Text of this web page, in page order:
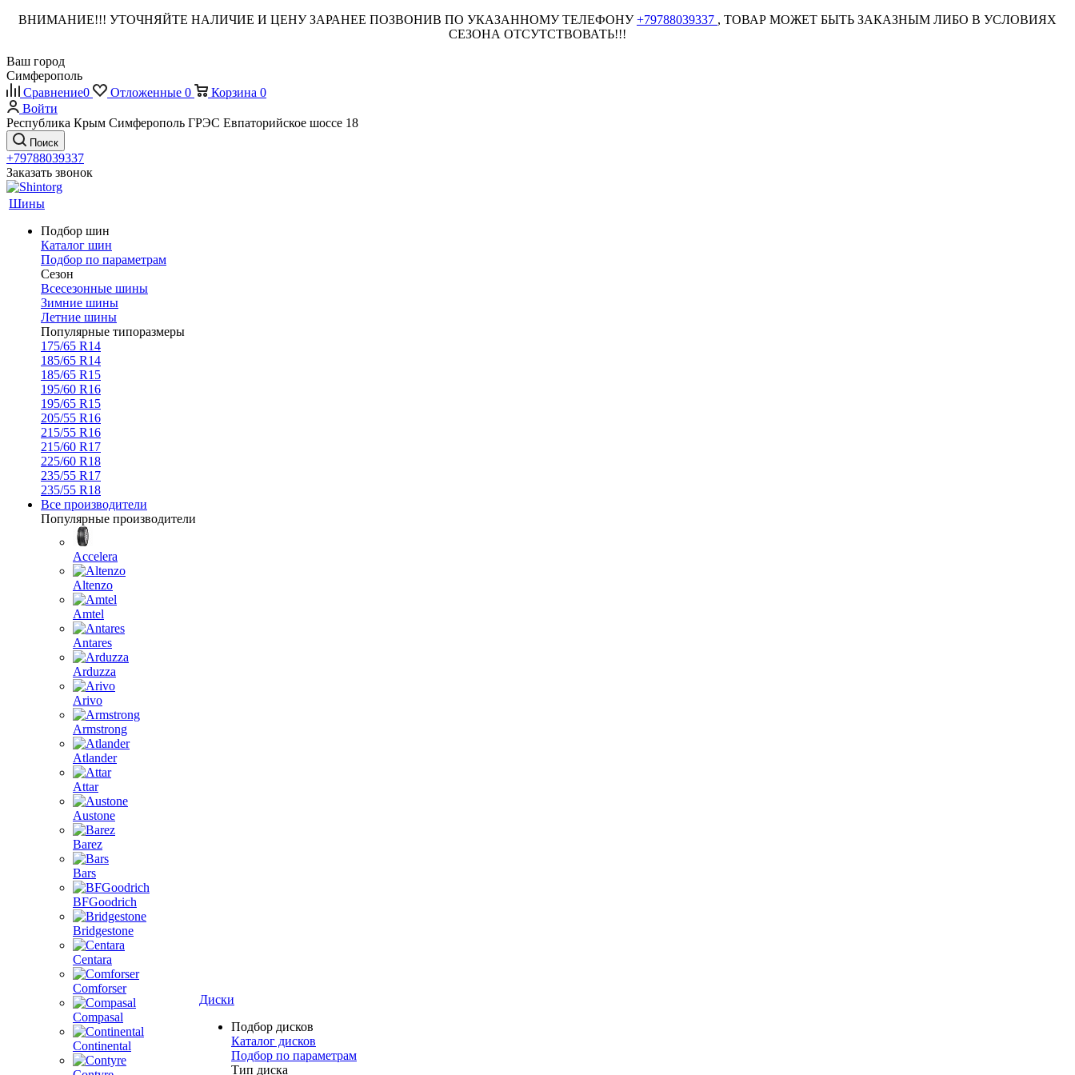
ВНИМАНИЕ!!! УТОЧНЯЙТЕ НАЛИЧИЕ И ЦЕНУ ЗАРАНЕЕ ПОЗВОНИВ ПО УКАЗАННОМУ ТЕЛЕФОНУ+79788039337 , ТОВАР МОЖЕТ БЫТЬ ЗАКАЗНЫМ ЛИБО В УСЛОВИЯХ
СЕЗОНА ОТСУТСТВОВАТЬ!!!
Ваш город
Симферополь
Сравнение0 Отложенные 0 Корзина 0
Войти
Республика Крым Симферополь ГРЭС Евпаторийское шоссе 18
Поиск
+79788039337
Заказать звонок
Шины
Подбор шин
Каталог шин
Подбор по параметрам
Сезон
Всесезонные шины
Зимние шины
Летние шины
Популярные типоразмеры
175/65 R14
185/65 R14
185/65 R15
195/60 R16
195/65 R15
205/55 R16
215/55 R16
215/60 R17
225/60 R18
235/55 R17
235/55 R18
Все производители
Популярные производители
Accelera
Altenzo
Amtel
Antares
Arduzza
Arivo
Armstrong
Atlander
Attar
Austone
Barez
Bars
BFGoodrich
Bridgestone
Centara
Comforser
Compasal
Continental
Диски
Подбор дисков
Каталог дисков
Подбор по параметрам
Тип диска